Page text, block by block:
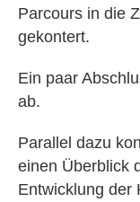
Parcours in die
gekontert.
Ein paar
ab.
Parallel dazu
einen Überblick
Entwicklung der